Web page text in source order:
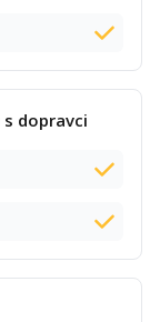
s dopravci